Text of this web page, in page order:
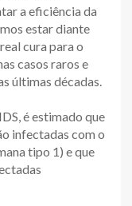
a eficiência da
estar diante
cura para o
casos raros e
últimas décadas.
é estimado que
infectadas com o
tipo 1) e que